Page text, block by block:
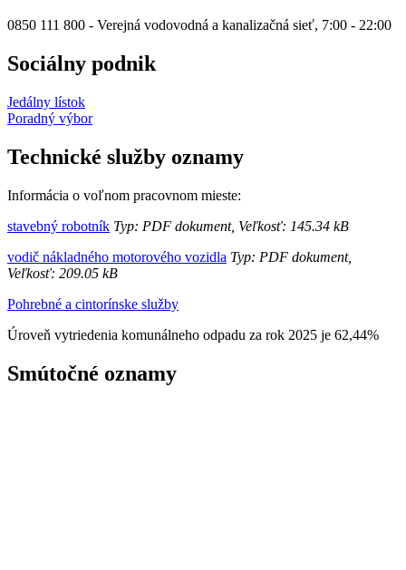
0850 111 800 - Verejná vodovodná a kanalizačná sieť, 7:00 - 22:00
Sociálny podnik
Jedálny lístok
Poradný výbor
Technické služby oznamy
Informácia o voľnom pracovnom mieste:
stavebný robotník Typ: PDF dokument, Veľkosť: 145.34 kB
vodič nákladného motorového vozidla Typ: PDF dokument,
Veľkosť: 209.05 kB
Pohrebné a cintorínske služby
Úroveň vytriedenia komunálneho odpadu za rok 2025 je 62,44%
Smútočné oznamy